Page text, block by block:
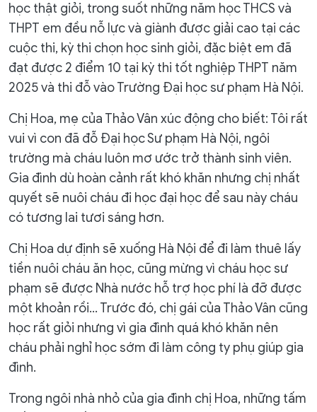
học thật giỏi, trong suốt những năm học THCS và
THPT em đều nỗ lực và giành được giải cao tại các
cuộc thi, kỳ thi chọn học sinh giỏi, đặc biệt em đã
đạt được 2 điểm 10 tại kỳ thi tốt nghiệp THPT năm
2025 và thi đỗ vào Trường Đại học sư phạm Hà Nội.
Chị Hoa, mẹ của Thảo Vân xúc động cho biết: Tôi rất
vui vì con đã đỗ Đại học Sư phạm Hà Nội, ngôi
trường mà cháu luôn mơ ước trở thành sinh viên.
Gia đình dù hoàn cảnh rất khó khăn nhưng chị nhất
quyết sẽ nuôi cháu đi học đại học để sau này cháu
có tương lai tươi sáng hơn.
Chị Hoa dự định sẽ xuống Hà Nội để đi làm thuê lấy
tiền nuôi cháu ăn học, cũng mừng vì cháu học sư
phạm sẽ được Nhà nước hỗ trợ học phí là đỡ được
một khoản rồi… Trước đó, chị gái của Thảo Vân cũng
học rất giỏi nhưng vì gia đình quá khó khăn nên
cháu phải nghỉ học sớm đi làm công ty phụ giúp gia
đình.
Trong ngôi nhà nhỏ của gia đình chị Hoa, những tấm